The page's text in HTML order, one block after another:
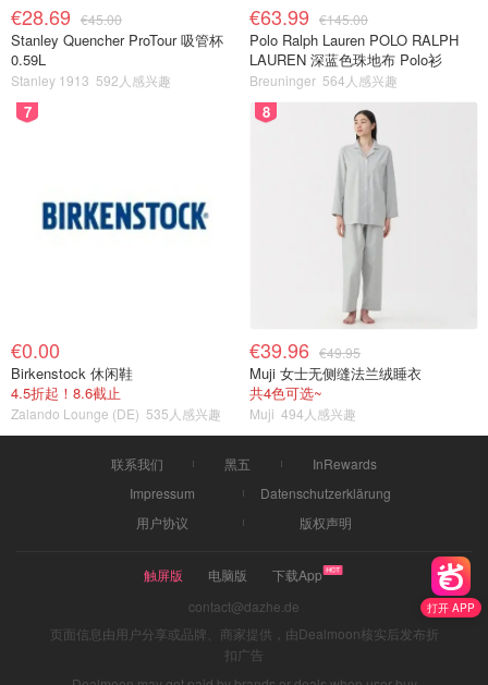
打开 APP
€28.69 €45.00
Stanley Quencher ProTour 吸管杯
0.59L
Stanley 1913 592人感兴趣
€63.99 €145.00
Polo Ralph Lauren POLO RALPH
LAUREN 深蓝色珠地布 Polo衫
Breuninger 564人感兴趣
7
€0.00
Birkenstock 休闲鞋
4.5折起！8.6截止
Zalando Lounge (DE) 535人感兴趣
8
€39.96 €49.95
Muji 女士无侧缝法兰绒睡衣
共4色可选~
Muji 494人感兴趣
联系我们 黑五
InRewards
Impressum
Datenschutzerklärung
用户协议
版权声明
触屏版 电脑版
下载App
contact@dazhe.de
页面信息由用户分享或品牌、商家提供，由Dealmoon核实后发布折
扣广告